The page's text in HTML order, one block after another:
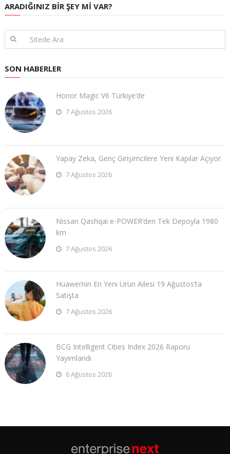
ARADIĞINIZ BIR ŞEY MI VAR?
SON HABERLER
Honor Magic V6 Türkiye’de
7 Ağustos 2026
Yapay Zeka, Genç Girişimcilere Yeni Kapılar Açıyor
7 Ağustos 2026
Nissan Qashqai e-POWER’den Tek Depoyla 1980
km
7 Ağustos 2026
Huawei’nin En Yeni Ürün Ailesi 19 Ağustos’ta
Satışta
7 Ağustos 2026
BCG Intelligent Cities Index 2026 Raporu
Yayımlandı
6 Ağustos 2026